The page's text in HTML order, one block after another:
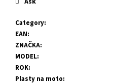
Category:
EAN:
ZNAČKA:
MODEL:
ROK:
Plasty na moto:
o
m
m